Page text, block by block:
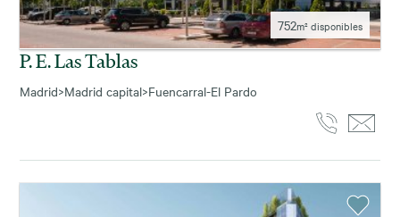
752m² disponibles
P. E. Las Tablas
Madrid>Madrid capital>Fuencarral-El Pardo